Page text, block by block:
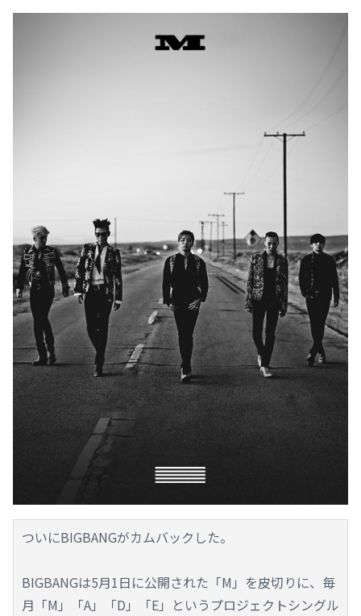
ついにBIGBANGがカムバックした。
BIGBANGは5月1日に公開された「M」を皮切りに、毎
月「M」「A」「D」「E」というプロジェクトシングル